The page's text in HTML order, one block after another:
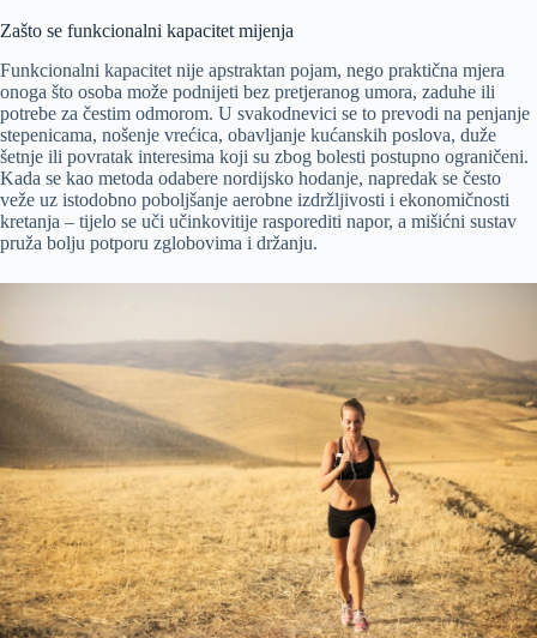
Zašto se funkcionalni kapacitet mijenja
Funkcionalni kapacitet nije apstraktan pojam, nego praktična mjera
onoga što osoba može podnijeti bez pretjeranog umora, zaduhe ili
potrebe za čestim odmorom. U svakodnevici se to prevodi na penjanje
stepenicama, nošenje vrećica, obavljanje kućanskih poslova, duže
šetnje ili povratak interesima koji su zbog bolesti postupno ograničeni.
Kada se kao metoda odabere nordijsko hodanje, napredak se često
veže uz istodobno poboljšanje aerobne izdržljivosti i ekonomičnosti
kretanja – tijelo se uči učinkovitije rasporediti napor, a mišićni sustav
pruža bolju potporu zglobovima i držanju.